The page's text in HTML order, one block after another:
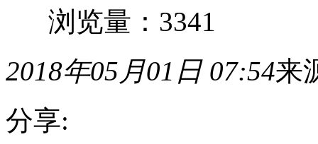
浏览量：3341
2018年05月01日 07:54来
分享: